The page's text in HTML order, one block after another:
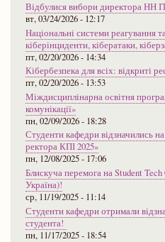
Відбулися вибори директора НН
вт, 03/24/2026 - 12:17
Національні системи реагування
кіберінциденти, кібератаки,
пт, 02/20/2026 - 14:34
Кібербезпека для всіх: відкриті
пт, 02/20/2026 - 13:53
Міждисциплінарна освітня
комунікації»
пн, 02/09/2026 - 18:28
Студенти кафедри відзначились
ректора КПІ 2025»
пн, 12/08/2025 - 17:06
Блискуча перемога на Student
Україна)!
ср, 11/19/2025 - 11:14
Студенти кафедри отримали
студента!
пн, 11/17/2025 - 18:54